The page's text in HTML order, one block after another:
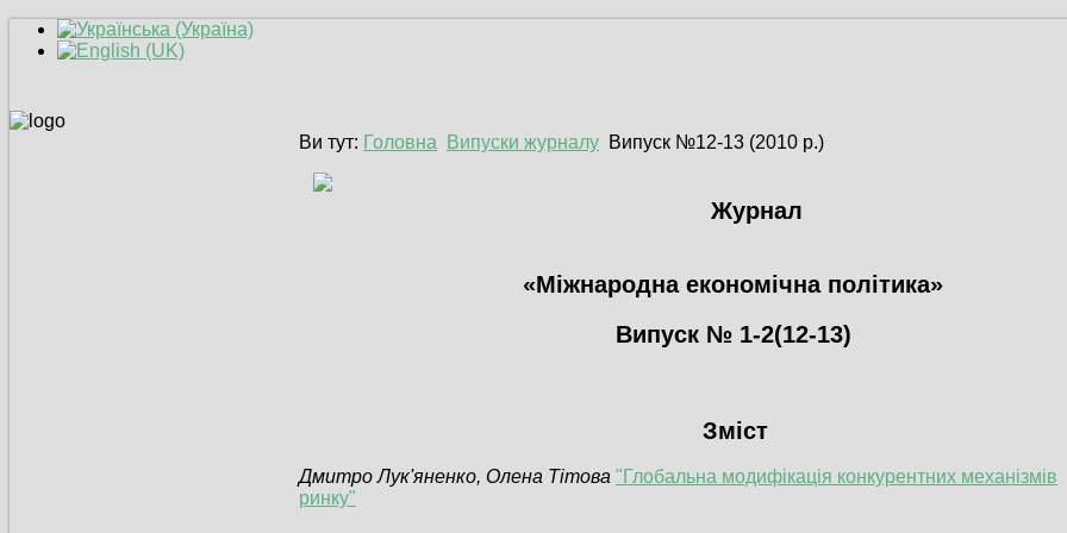
Ви тут: Головна Випуски журналу Випуск №12-13 (2010 р.)
Журнал
«Міжнародна економічна політика»
Випуск № 1-2(12-13)
Зміст
Дмитро Лук'яненко, Олена Тітова "Глобальна модифікація конкурентних механізмів
ринку"